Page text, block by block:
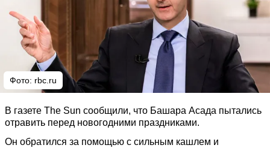
Фото: rbc.ru
В газете The Sun сообщили, что Башара Асада пытались
отравить перед новогодними праздниками.
Он обратился за помощью с сильным кашлем и